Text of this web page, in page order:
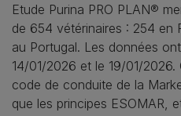
Etude Purina PRO PLAN®
de 654 vétérinaires : 254 en
au Portugal. Les données
14/01/2026 et le 19/01/
code de conduite de la
que les principes ESOMAR,